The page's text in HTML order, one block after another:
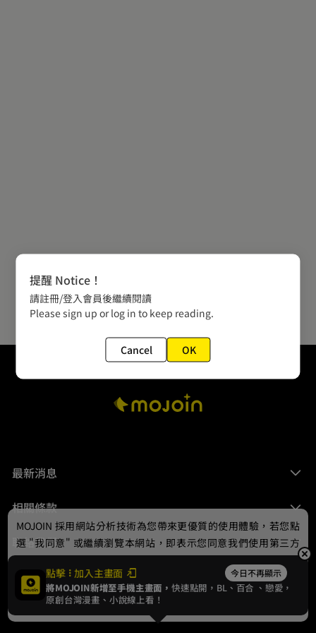
最新消息
相關條款
聯絡我們
© 2024 gamania Digital Entertainment Co., Ltd.
點擊 加入主畫面 今日不再顯示
將MOJOIN新增至手機主畫面，快速點開，BL、 百合 、戀愛，
原創台灣漫畫、小說線上看！
MOJOIN 採用網站分析技術為您帶來更優質的使用體驗，若您點
選 "我同意" 或繼續瀏覽本網站，即表示您同意我們使用第三方
Cookie，欲瞭解更多資訊請見隱私權政策。
我同意
提醒 Notice！
請註冊/登入會員後繼續閱讀
Please sign up or log in to keep reading.
Cancel OK